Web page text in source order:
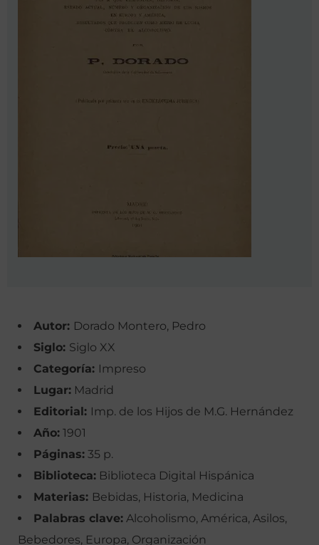
Autor: Dorado Montero, Pedro
Siglo: Siglo XX
Categoría: Impreso
Lugar: Madrid
Editorial: Imp. de los Hijos de M.G. Hernández
Año: 1901
Páginas: 35 p.
Biblioteca: Biblioteca Digital Hispánica
Materias: Bebidas, Historia, Medicina
Palabras clave: Alcoholismo, América, Asilos,
Bebedores, Europa, Organización